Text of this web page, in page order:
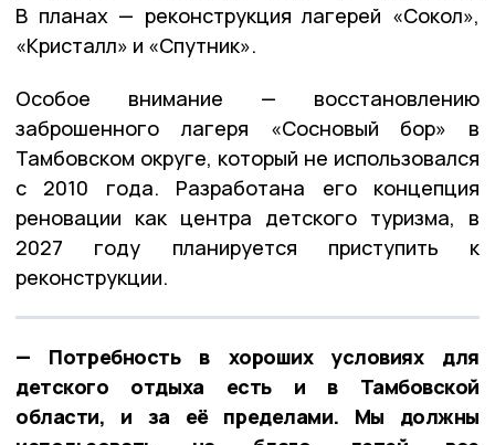
В планах — реконструкция лагерей «Сокол»,
«Кристалл» и «Спутник».
Особое внимание — восстановлению
заброшенного лагеря «Сосновый бор» в
Тамбовском округе, который не использовался
с 2010 года. Разработана его концепция
реновации как центра детского туризма, в
2027 году планируется приступить к
реконструкции.
— Потребность в хороших условиях для
детского отдыха есть и в Тамбовской
области, и за её пределами. Мы должны